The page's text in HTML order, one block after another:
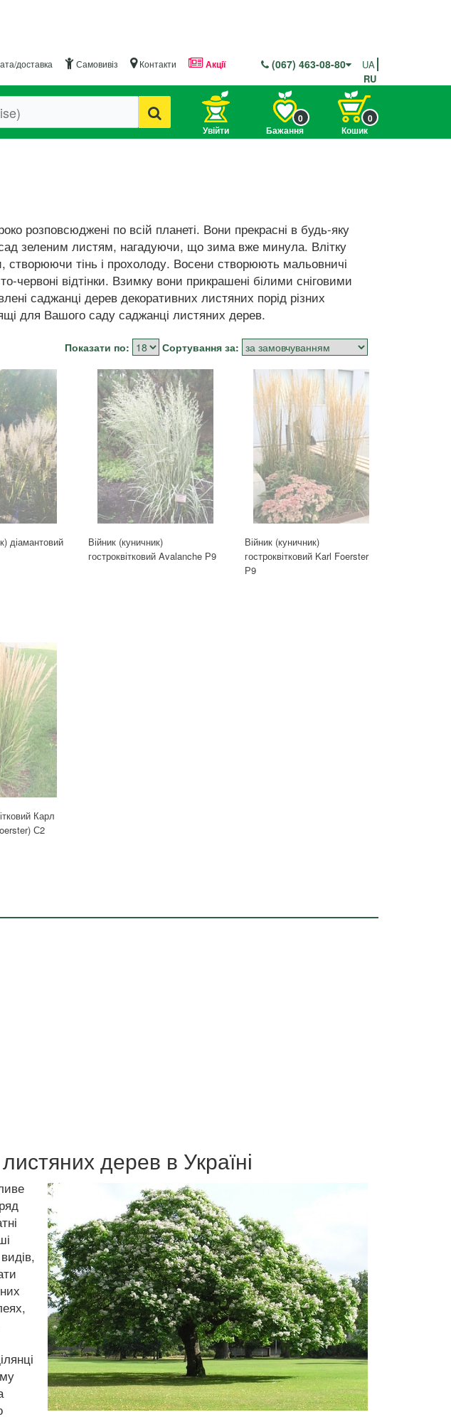
доставка Самовивіз Контакти Акції (067) 463-08-80
UA
RU
Увійти Бажання
0
Кошик
0
розповсюджені по всій планеті. Вони прекрасні в будь-яку
зеленим листям, нагадуючи, що зима вже минула. Влітку
створюючи тінь і прохолоду. Восени створюють мальовничі
відтінки. Взимку вони прикрашені білими сніговими
саджанці дерев декоративних листяних порід різних
для Вашого саду саджанці листяних дерев.
Показати по: Сортування за:
діамантовий
Війник (куничник)
гостроквітковий Avalanche Р9
Війник (куничник)
гостроквітковий Karl Foerster
Р9
Карл
С2
дерев в Україні